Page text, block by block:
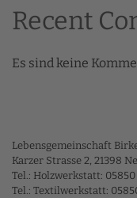
Recent
Es sind keine
Lebensgemeinschaft
Karzer Strasse 2, 21398
Tel.: Holzwerkstatt: 05850
Tel.: Textilwerkstatt: